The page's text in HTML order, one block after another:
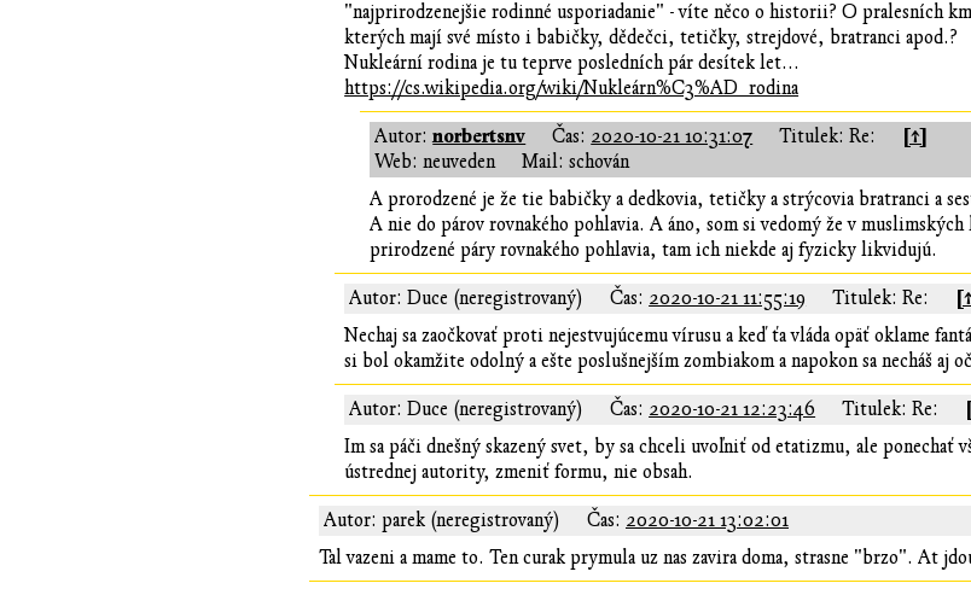
"najprirodzenejšie rodinné usporiadanie" - víte něco o historii? O pralesních
kterých mají své místo i babičky, dědečci, tetičky, strejdové, bratranci apod.?
Nukleární rodina je tu teprve posledních pár desítek let...
https://cs.wikipedia.org/wiki/Nukleárn%C3%AD_rodina
Autor:norbertsnv Čas: 2020-10-21 10:31:07 Titulek: Re: [↑]
Web: neuveden
Mail: schován
A prorodzené je že tie babičky a dedkovia, tetičky a strýcovia bratranci a
A nie do párov rovnakého pohlavia. A áno, som si vedomý že v
prirodzené páry rovnakého pohlavia, tam ich niekde aj fyzicky likvidujú.
Autor: Duce (neregistrovaný) Čas: 2020-10-21 11:55:19 Titulek: Re:
Nechaj sa zaočkovať proti nejestvujúcemu vírusu a keď ťa vláda opäť oklame
si bol okamžite odolný a ešte poslušnejším zombiakom a napokon sa necháš
Autor: Duce (neregistrovaný) Čas: 2020-10-21 12:23:46 Titulek: Re:
Im sa páči dnešný skazený svet, by sa chceli uvoľniť od etatizmu, ale
ústrednej autority, zmeniť formu, nie obsah.
Autor: parek (neregistrovaný) Čas: 2020-10-21 13:02:01
Tal vazeni a mame to. Ten curak prymula uz nas zavira doma, strasne "brzo". At